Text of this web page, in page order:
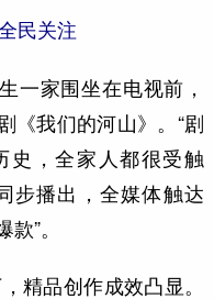
民关注
家围坐在电视前，
《我们的河山》。“剧
史，全家人都很受触
步播出，全媒体触达
”。
品创作成效凸显。